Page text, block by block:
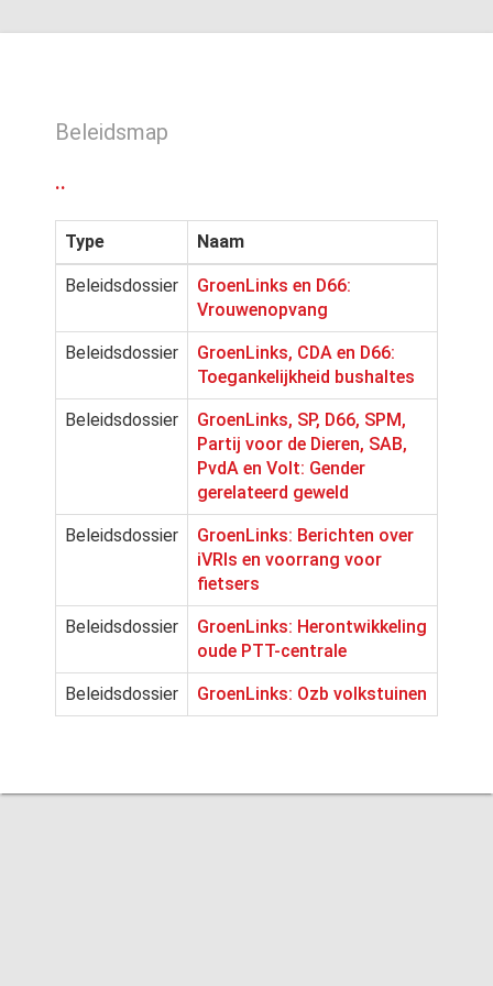
Beleidsmap
..
Type Naam
Beleidsdossier
GroenLinks en D66:
Vrouwenopvang
Beleidsdossier
GroenLinks, CDA en D66:
Toegankelijkheid bushaltes
Beleidsdossier
GroenLinks, SP, D66, SPM,
Partij voor de Dieren, SAB,
PvdA en Volt: Gender
gerelateerd geweld
Beleidsdossier
GroenLinks: Berichten over
iVRIs en voorrang voor
fietsers
Beleidsdossier
GroenLinks: Herontwikkeling
oude PTT-centrale
Beleidsdossier GroenLinks: Ozb volkstuinen